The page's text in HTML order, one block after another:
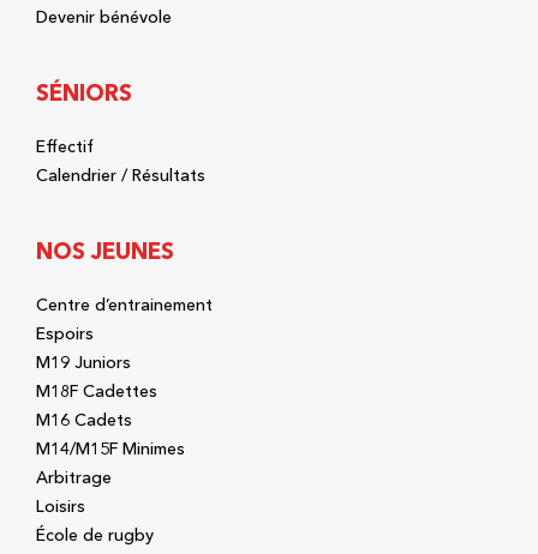
Devenir bénévole
SÉNIORS
Effectif
Calendrier / Résultats
NOS JEUNES
Centre d’entrainement
Espoirs
M19 Juniors
M18F Cadettes
M16 Cadets
M14/M15F Minimes
Arbitrage
Loisirs
École de rugby